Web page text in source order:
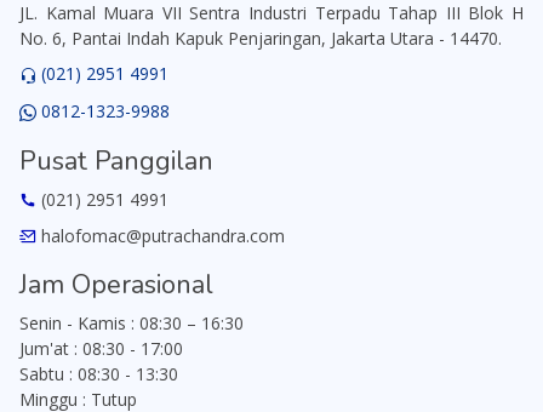
JL. Kamal Muara VII Sentra Industri Terpadu Tahap III Blok H
No. 6, Pantai Indah Kapuk Penjaringan, Jakarta Utara - 14470.
(021) 2951 4991
0812-1323-9988
Pusat Panggilan
(021) 2951 4991
halofomac@putrachandra.com
Jam Operasional
Senin - Kamis : 08:30 – 16:30
Jum'at : 08:30 - 17:00
Sabtu : 08:30 - 13:30
Minggu : Tutup